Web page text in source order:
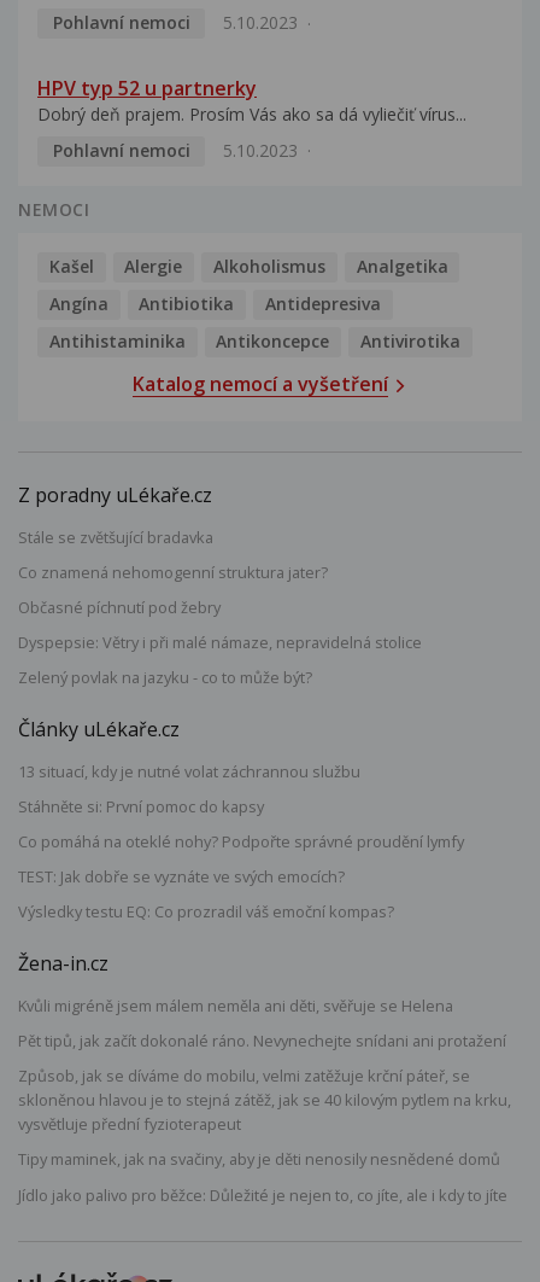
Pohlavní nemoci
5.10.2023
HPV typ 52 u partnerky
Dobrý deň prajem. Prosím Vás ako sa dá vyliečiť vírus...
Pohlavní nemoci
5.10.2023
NEMOCI
Kašel Alergie Alkoholismus
Analgetika
Angína
Antibiotika
Antidepresiva
Antihistaminika
Antikoncepce Antivirotika
Katalog nemocí a vyšetření
Z poradny uLékaře.cz
Stále se zvětšující bradavka
Co znamená nehomogenní struktura jater?
Občasné píchnutí pod žebry
Dyspepsie: Větry i při malé námaze, nepravidelná stolice
Zelený povlak na jazyku - co to může být?
Články uLékaře.cz
13 situací, kdy je nutné volat záchrannou službu
Stáhněte si: První pomoc do kapsy
Co pomáhá na oteklé nohy? Podpořte správné proudění lymfy
TEST: Jak dobře se vyznáte ve svých emocích?
Výsledky testu EQ: Co prozradil váš emoční kompas?
Žena-in.cz
Kvůli migréně jsem málem neměla ani děti, svěřuje se Helena
Pět tipů, jak začít dokonalé ráno. Nevynechejte snídani ani protažení
Způsob, jak se díváme do mobilu, velmi zatěžuje krční páteř, se
skloněnou hlavou je to stejná zátěž, jak se 40 kilovým pytlem na krku,
vysvětluje přední fyzioterapeut
Tipy maminek, jak na svačiny, aby je děti nenosily nesnědené domů
Jídlo jako palivo pro běžce: Důležité je nejen to, co jíte, ale i kdy to jíte